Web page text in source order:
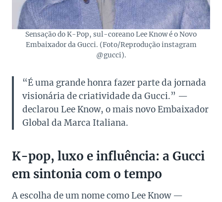
Sensação do K-Pop, sul-coreano Lee Know é o Novo
Embaixador da Gucci. (Foto/Reprodução instagram
@gucci).
“É uma grande honra fazer parte da jornada
visionária de criatividade da Gucci.” —
declarou Lee Know, o mais novo Embaixador
Global da Marca Italiana.
K-pop, luxo e influência: a Gucci
em sintonia com o tempo
A escolha de um nome como Lee Know —